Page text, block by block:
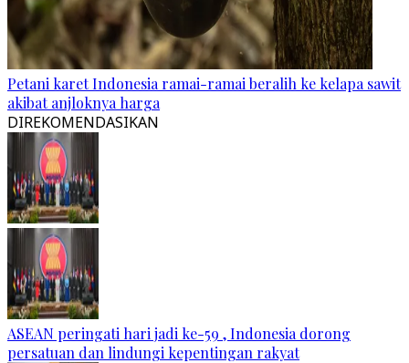
Petani karet Indonesia ramai-ramai beralih ke kelapa sawit
akibat anjloknya harga
DIREKOMENDASIKAN
ASEAN peringati hari jadi ke-59 , Indonesia dorong
persatuan dan lindungi kepentingan rakyat